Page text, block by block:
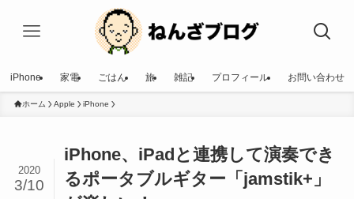
iPhone 家電 ごはん 旅 雑記 プロフィール お問い合わせ
ホーム Apple iPhone
iPhone、iPadと連携して演奏でき
るポータブルギター「jamstik+」
2020
3/10